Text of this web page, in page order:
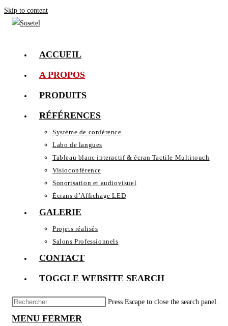
Skip to content
ACCUEIL
A PROPOS
PRODUITS
RÉFÉRENCES
Système de conférence
Labo de langues
Tableau blanc interactif & écran Tactile Multitouch
Visioconférence
Sonorisation et audiovisuel
Écrans d’Affichage LED
GALERIE
Projets réalisés
Salons Professionnels
CONTACT
TOGGLE WEBSITE SEARCH
Press Escape to close the search panel.
MENU FERMER